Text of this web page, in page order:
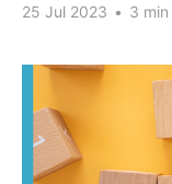
25 Jul 2023 • 3